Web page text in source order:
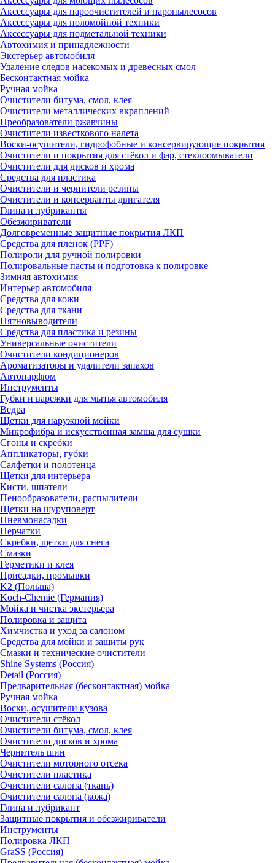
Аксессуары для пароочистителей и паропылесосов
Аксессуары для поломойной техники
Аксессуары для подметальной техники
Автохимия и принадлежности
Экстерьер автомобиля
Удаление следов насекомых и древесных смол
Бесконтактная мойка
Ручная мойка
Очистители битума, смол, клея
Очистители металлических вкраплений
Преобразователи ржавчины
Очистители известкового налета
Воски-осушители, гидрофобные и консервирующие покрытия
Очистители и покрытия для стёкол и фар, стеклоомыватели
Очистители для дисков и хрома
Средства для пластика
Очистители и чернители резины
Очистители и консерванты двигателя
Глина и лубриканты
Обезжириватели
Долговременные защитные покрытия ЛКП
Средства для пленок (PPF)
Полироли для ручной полировки
Полировальные пасты и подготовка к полировке
Зимняя автохимия
Интерьер автомобиля
Средства для кожи
Средства для ткани
Пятновыводители
Средства для пластика и резины
Универсальные очистители
Очистители кондиционеров
Ароматизаторы и удалители запахов
Автопарфюм
Инструменты
Губки и варежки для мытья автомобиля
Ведра
Щетки для наружной мойки
Микрофибра и искусственная замша для сушки
Сгоны и скребки
Аппликаторы, губки
Салфетки и полотенца
Щетки для интерьера
Кисти, шпатели
Пенообразователи, распылители
Щетки на шуруповерт
Пневмонасадки
Перчатки
Скребки, щетки для снега
Смазки
Герметики и клея
Присадки, промывки
K2 (Польша)
Koch-Chemie (Германия)
Мойка и чистка экстерьера
Полировка и защита
Химчистка и уход за салоном
Средства для мойки и защиты рук
Смазки и технические очистители
Shine Systems (Россия)
Detail (Россия)
Предварительная (бесконтактная) мойка
Ручная мойка
Воски, осушители кузова
Очистители стёкол
Очистители битума, смол, клея
Очистители дисков и хрома
Чернитель шин
Очистители моторного отсека
Очистители пластика
Очистители салона (ткань)
Очистители салона (кожа)
Глина и лубрикант
Защитные покрытия и обезжириватели
Инструменты
Полировка ЛКП
GraSS (Россия)